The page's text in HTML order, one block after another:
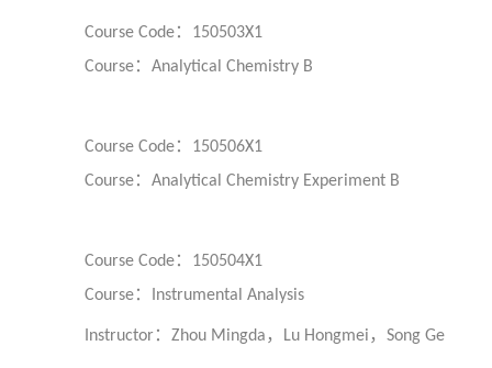
Course Code：
150503X1
Course： Analytical Chemistry B
Course Code：
150506X1
Course： Analytical Chemistry Experiment B
Course Code：
150504X1
Course： Instrumental Analysis
Instructor： Zhou Mingda ， Lu Hongmei ， Song Ge